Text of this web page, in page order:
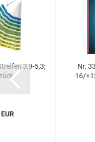
3,9-5,3;
Nr.
-16/